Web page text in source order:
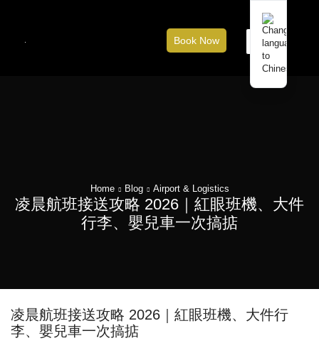
Book Now
Home Blog Airport & Logistics
凌晨航班接送攻略 2026｜紅眼班機、大件
行李、嬰兒車一次搞掂
凌晨航班接送攻略 2026｜紅眼班機、大件行
李、嬰兒車一次搞掂